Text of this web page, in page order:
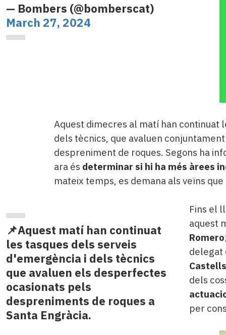
— Bombers (@bomberscat)
March 27, 2024
Aquest dimecres al matí han continuat
dels tècnics, que avaluen
despreniment de roques. Segons ha
ara és determinar si hi ha més àrees
mateix temps, es demana als veïns que
📌Aquest matí han continuat
les tasques dels serveis
d'emergència i dels tècnics
que avaluen els desperfectes
ocasionats pels
despreniments de roques a
Santa Engràcia.
Fins el
aquest
Romero
delegat
Castells
dels
per